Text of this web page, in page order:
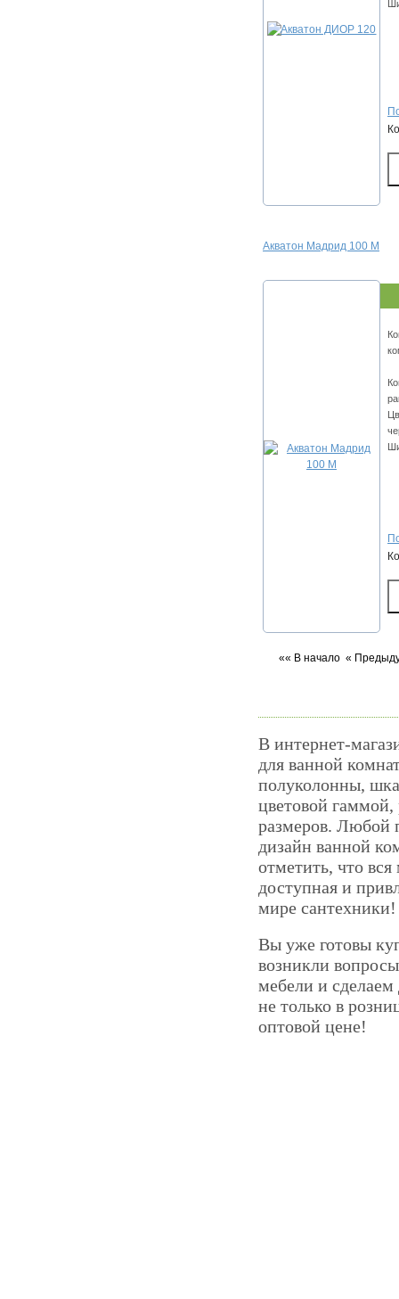
Акватон Мадрид 100 М
«« В начало «
В интернет-
для ванной
полуколонны,
цветовой
размеров. Любой
дизайн ванной
отметить, что
доступная и
мире сантехники!
Вы уже готовы
возникли
мебели и
не только в
оптовой цене!